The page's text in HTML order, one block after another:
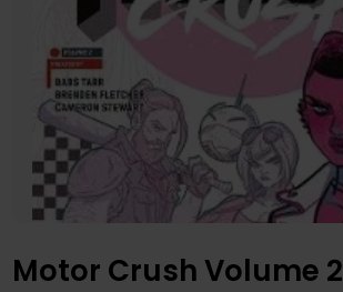
Motor Crush Volume 2